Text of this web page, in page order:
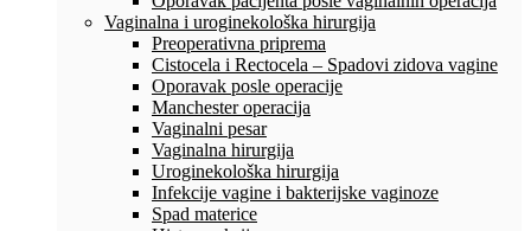
Vaginalna i uroginekološka hirurgija
Preoperativna priprema
Cistocela i Rectocela – Spadovi zidova vagine
Oporavak posle operacije
Manchester operacija
Vaginalni pesar
Vaginalna hirurgija
Uroginekološka hirurgija
Infekcije vagine i bakterijske vaginoze
Spad materice